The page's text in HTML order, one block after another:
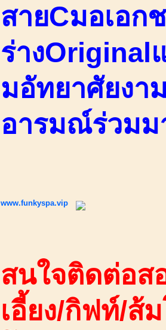
สายCมอเอก
ร่างOriginal
มอัทยาศัยงา
อารมณ์ร่วมม
www.funkyspa.vip
สนใจติดต่อส
เอี้ยง/กิฟท์/ส้